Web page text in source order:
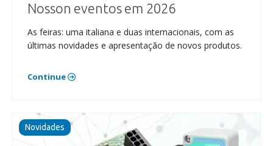
Nosson eventos em 2026
As feiras: uma italiana e duas internacionais, com as
últimas novidades e apresentação de novos produtos.
Continue
Novidades